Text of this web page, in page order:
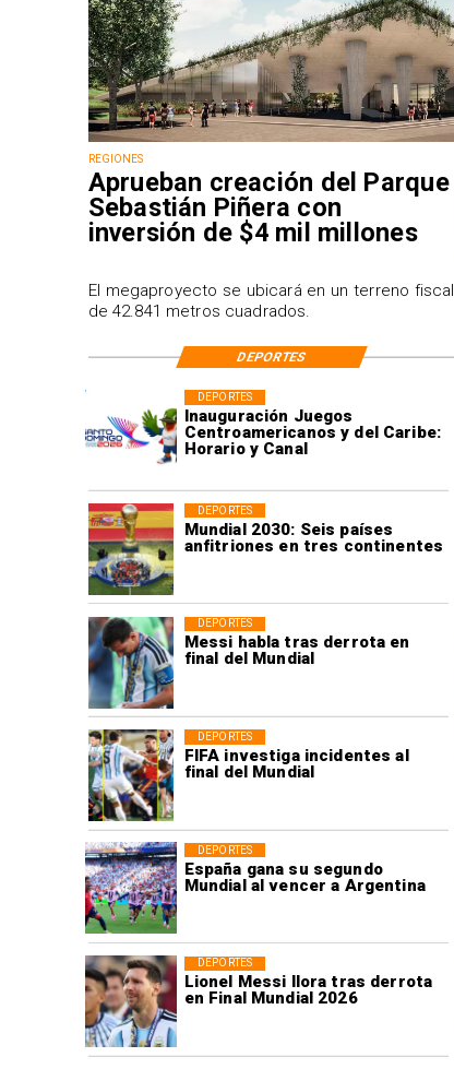
Inauguración Juegos
Centroamericanos y del Caribe:
Horario y Canal
DEPORTES
Mundial 2030: Seis países
anfitriones en tres continentes
DEPORTES
Messi habla tras derrota en
final del Mundial
DEPORTES
FIFA investiga incidentes al
final del Mundial
DEPORTES
España gana su segundo
Mundial al vencer a Argentina
DEPORTES
Lionel Messi llora tras derrota
en Final Mundial 2026
DEPORTES
REGIONES
Aprueban creación del Parque
Sebastián Piñera con
inversión de $4 mil millones
El megaproyecto se ubicará en un terreno fiscal
de 42.841 metros cuadrados.
DEPORTES